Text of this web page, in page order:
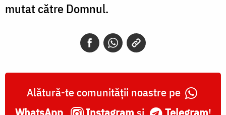
mutat către Domnul.
Alătură-te comunității noastre pe